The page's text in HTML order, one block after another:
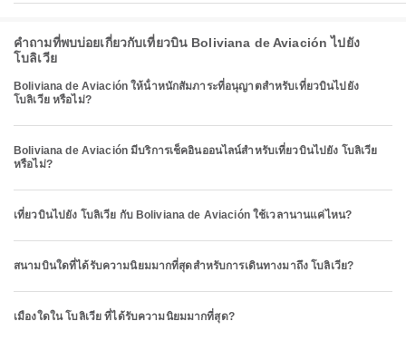
คำถามที่พบบ่อยเกี่ยวกับเที่ยวบิน Boliviana de Aviación ไปยัง
โบลิเวีย
Boliviana de Aviación ให้น้ําหนักสัมภาระที่อนุญาตสําหรับเที่ยวบินไปยัง
โบลิเวีย หรือไม่?
Boliviana de Aviación มีบริการเช็คอินออนไลน์สำหรับเที่ยวบินไปยัง โบลิเวีย
หรือไม่?
เที่ยวบินไปยัง โบลิเวีย กับ Boliviana de Aviación ใช้เวลานานแค่ไหน?
สนามบินใดที่ได้รับความนิยมมากที่สุดสำหรับการเดินทางมาถึง โบลิเวีย?
เมืองใดใน โบลิเวีย ที่ได้รับความนิยมมากที่สุด?